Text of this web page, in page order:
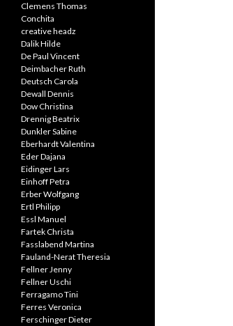
Clemens Thomas
Conchita
creative headz
Dalik Hilde
De Paul Vincent
Deimbacher Ruth
Deutsch Carola
Dewall Dennis
Dow Christina
Drennig Beatrix
Dunkler Sabine
Eberhardt Valentina
Eder Dajana
Eidinger Lars
Einhoff Petra
Erber Wolfgang
Ertl Philipp
Essl Manuel
Fartek Christa
Fasslabend Martina
Fauland-Nerat Theresia
Fellner Jenny
Fellner Uschi
Ferragamo Tini
Ferres Veronica
Ferschinger Dieter